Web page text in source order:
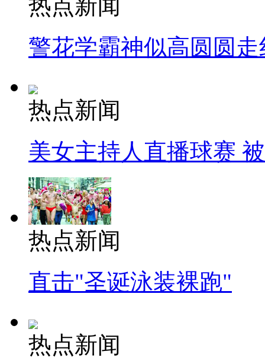
热点新闻
警花学霸神似高圆圆走
热点新闻
美女主持人直播球赛
热点新闻
直击"圣诞泳装裸跑"
热点新闻